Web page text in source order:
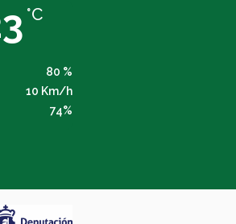
°C
80 %
10 Km/h
74%